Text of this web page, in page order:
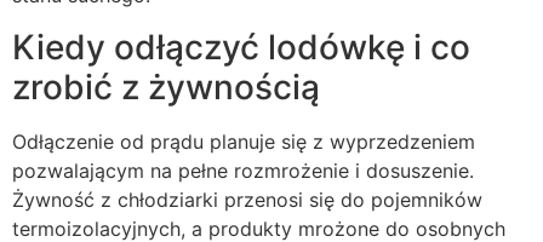
Kiedy odłączyć lodówkę i co
zrobić z żywnością
Odłączenie od prądu planuje się z wyprzedzeniem
pozwalającym na pełne rozmrożenie i dosuszenie.
Żywność z chłodziarki przenosi się do pojemników
termoizolacyjnych, a produkty mrożone do osobnych